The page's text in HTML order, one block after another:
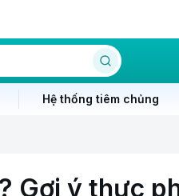
Hệ thống tiêm chủng
Gợi ý thực